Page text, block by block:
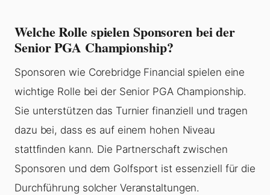
Welche Rolle spielen Sponsoren bei der
Senior PGA Championship?
Sponsoren wie Corebridge Financial spielen eine
wichtige Rolle bei der Senior PGA Championship.
Sie unterstützen das Turnier finanziell und tragen
dazu bei, dass es auf einem hohen Niveau
stattfinden kann. Die Partnerschaft zwischen
Sponsoren und dem Golfsport ist essenziell für die
Durchführung solcher Veranstaltungen.